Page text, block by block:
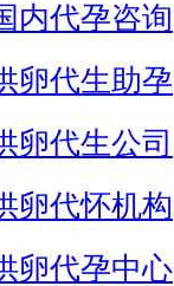
内代孕咨询
卵代生助孕
卵代生公司
卵代怀机构
卵代孕中心